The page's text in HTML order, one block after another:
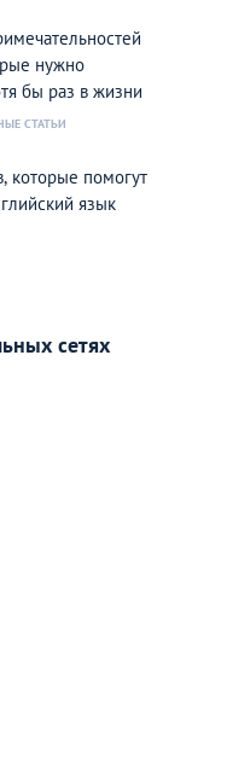
нужно
бы раз в жизни
СТАТЬИ
которые помогут
язык
сетях